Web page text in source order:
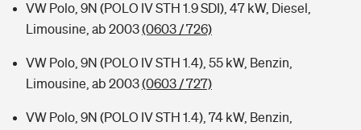
VW Polo, 9N (POLO IV STH 1.9 SDI), 47 kW, Diesel,
Limousine, ab 2003(0603 / 726)
VW Polo, 9N (POLO IV STH 1.4), 55 kW, Benzin,
Limousine, ab 2003(0603 / 727)
VW Polo, 9N (POLO IV STH 1.4), 74 kW, Benzin,